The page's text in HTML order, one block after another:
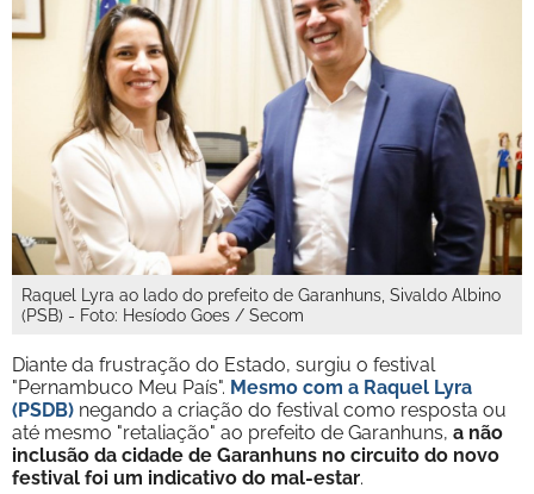
Raquel Lyra ao lado do prefeito de Garanhuns, Sivaldo Albino
(PSB) - Foto: Hesíodo Goes / Secom
Diante da frustração do Estado, surgiu o festival
"Pernambuco Meu País". Mesmo com a Raquel Lyra
(PSDB) negando a criação do festival como resposta ou
até mesmo "retaliação" ao prefeito de Garanhuns, a não
inclusão da cidade de Garanhuns no circuito do novo
festival foi um indicativo do mal-estar.